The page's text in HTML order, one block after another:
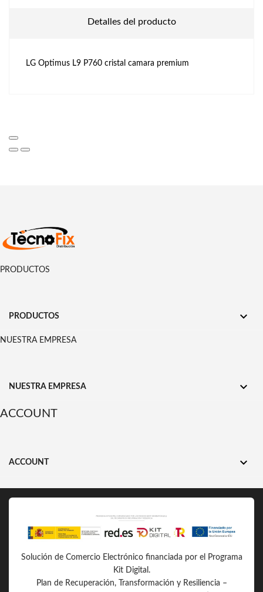
Detalles del producto
LG Optimus L9 P760 cristal camara premium
PRODUCTOS
PRODUCTOS 
NUESTRA EMPRESA
NUESTRA EMPRESA 
ACCOUNT
ACCOUNT 
Solución de Comercio Electrónico financiada por el Programa
Kit Digital.
Plan de Recuperación, Transformación y Resiliencia –